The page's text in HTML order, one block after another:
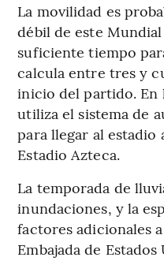
La movilidad es
débil de este
suficiente tiempo
calcula entre tres y
inicio del partido. En
utiliza el sistema de
para llegar al
Estadio Azteca.
La temporada de
inundaciones, y la
factores adicionales
Embajada de